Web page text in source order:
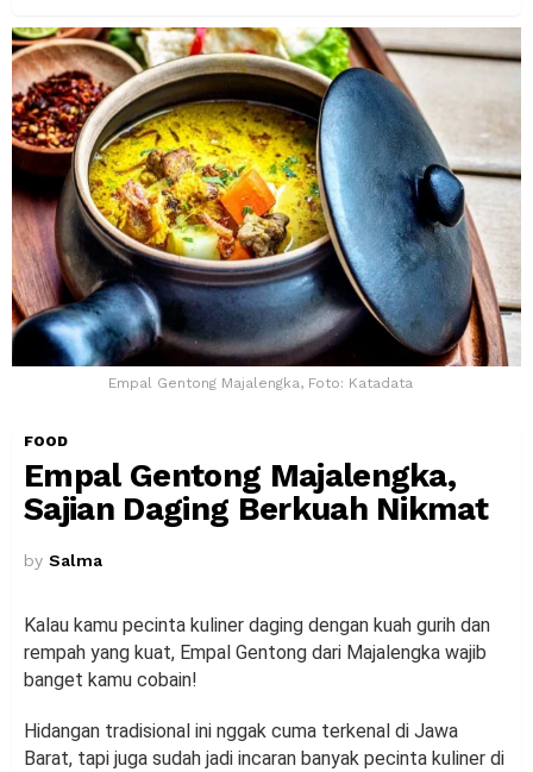
Empal Gentong Majalengka, Foto: Katadata
FOOD
Empal Gentong Majalengka,
Sajian Daging Berkuah Nikmat
by Salma
Kalau kamu pecinta kuliner daging dengan kuah gurih dan
rempah yang kuat, Empal Gentong dari Majalengka wajib
banget kamu cobain!
Hidangan tradisional ini nggak cuma terkenal di Jawa
Barat, tapi juga sudah jadi incaran banyak pecinta kuliner di